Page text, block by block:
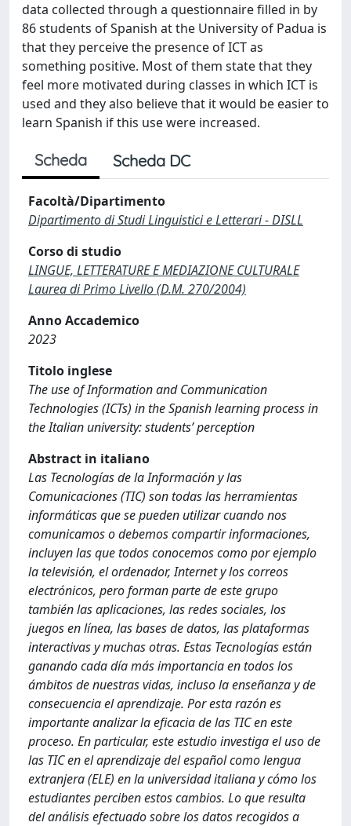
data collected through a questionnaire filled in by
86 students of Spanish at the University of Padua is
that they perceive the presence of ICT as
something positive. Most of them state that they
feel more motivated during classes in which ICT is
used and they also believe that it would be easier to
learn Spanish if this use were increased.
Scheda Scheda DC
Facoltà/Dipartimento
Dipartimento di Studi Linguistici e Letterari - DISLL
Corso di studio
LINGUE, LETTERATURE E MEDIAZIONE CULTURALE
Laurea di Primo Livello (D.M. 270/2004)
Anno Accademico
2023
Titolo inglese
The use of Information and Communication
Technologies (ICTs) in the Spanish learning process in
the Italian university: students’ perception
Abstract in italiano
Las Tecnologías de la Información y las
Comunicaciones (TIC) son todas las herramientas
informáticas que se pueden utilizar cuando nos
comunicamos o debemos compartir informaciones,
incluyen las que todos conocemos como por ejemplo
la televisión, el ordenador, Internet y los correos
electrónicos, pero forman parte de este grupo
también las aplicaciones, las redes sociales, los
juegos en línea, las bases de datos, las plataformas
interactivas y muchas otras. Estas Tecnologías están
ganando cada día más importancia en todos los
ámbitos de nuestras vidas, incluso la enseñanza y de
consecuencia el aprendizaje. Por esta razón es
importante analizar la eficacia de las TIC en este
proceso. En particular, este estudio investiga el uso de
las TIC en el aprendizaje del español como lengua
extranjera (ELE) en la universidad italiana y cómo los
estudiantes perciben estos cambios. Lo que resulta
del análisis efectuado sobre los datos recogidos a